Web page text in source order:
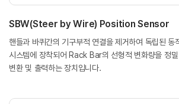
SBW(Steer by Wire) Position Sensor
핸들과 바퀴간의 기구부적 연결을 제거하여 독립된
시스템에 장착되어 Rack Bar의 선형적 변화량을 정
변환 및 출력하는 장치입니다.